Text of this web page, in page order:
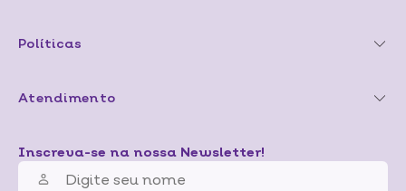
Políticas
Atendimento
Inscreva-se na nossa Newsletter!